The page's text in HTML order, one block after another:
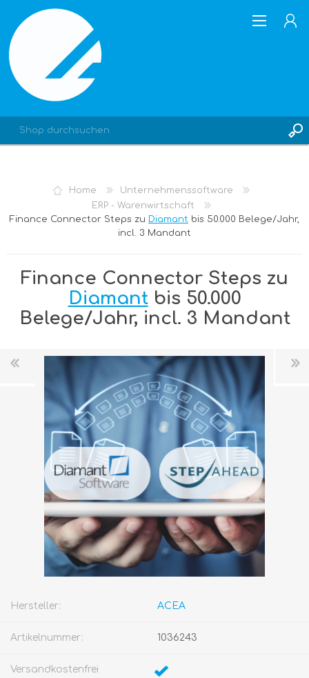
REGISTRIERUNG
Home
Unternehmenssoftware
ERP - Warenwirtschaft
Finance Connector Steps zu Diamant bis 50.000 Belege/Jahr,
incl. 3 Mandant
Finance Connector Steps zu
Diamantbis 50.000
Belege/Jahr, incl. 3 Mandant
Hersteller: ACEA
Artikelnummer: 1036243
Versandkostenfrei